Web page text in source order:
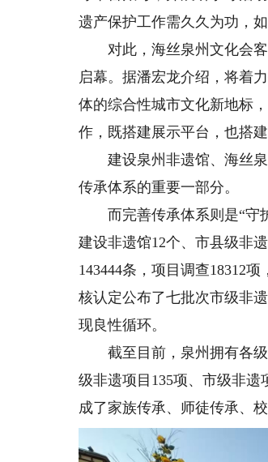
遗产保护工作需久久为功，
对此，海丝泉州文化会客
启幕。据潘宏龙介绍，将着
体的综合性城市文化新地标
作，既搭建展示平台，也搭
建设泉州非遗馆、海丝泉
传承体系的重要一部分。
而完善传承体系则是“守护
建设非遗馆12个、市县级非
143444条，项目调查18312
核认定公布了七批次市级非
现良性循环。
截至目前，泉州拥有各级
级非遗项目135项、市级非遗
成了家族传承、师徒传承、